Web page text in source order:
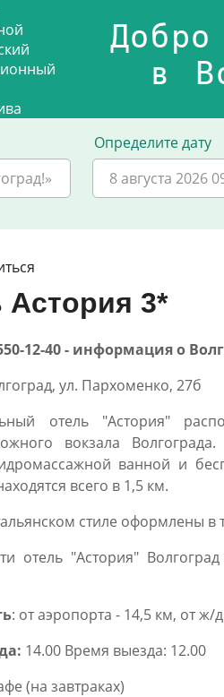
в
Определите дату
8
Астория 3*
12-40 - информация о
ул. Пархоменко, 27б
отель "Астория"
вокзала
ванной и
всего в 1,5 км.
стиле оформлены в
отель "Астория"
: от аэропорта - 14,5 км, от ж/
14.00 Время выезда: 12.00
(на завтраках)